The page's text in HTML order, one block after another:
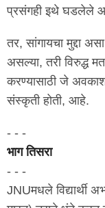
प्रसंगही इथे घडलेले
तर, सांगायचा मुद्दा
असल्या, तरी विरुद्ध मत
करण्यासाठी जे
संस्कृती होती, आहे.
- - -
भाग तिसरा
- - -
JNUमधले विद्यार्थी